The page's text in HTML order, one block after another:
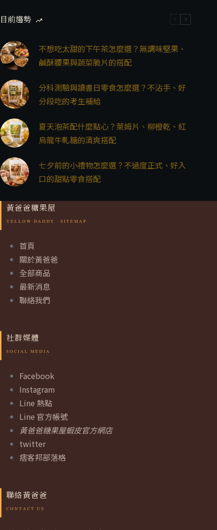
目前趨勢
不想吃太甜的下午茶怎麼選？無調味堅果、
鹹酥腰果與蔬菜脆片的搭配
分科測驗與讀書日零食怎麼選？不沾手、好
分段吃的考生補給
夏天泡茶配什麼點心？萊姆片、柳橙乾、紅
烏龍牛軋糖的清爽搭配
七夕前的小禮物怎麼選？不過度正式、好入
口的甜點零食搭配
黃爸爸糖果屋
首頁
關於黃爸爸
全部商品
最新消息
聯絡我們
社群媒體
Facebook
Instagram
Line 熱點
Line 官方帳號
黃爸爸糖果屋蝦皮官方網店
twitter
痞客邦部落格
聯絡黃爸爸